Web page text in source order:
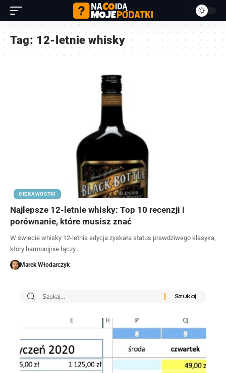
Tag: 12-letnie whisky
CIEKAWOSTKI
Najlepsze 12-letnie whisky: Top 10 recenzji i
porównanie, które musisz znać
W świecie whisky 12-letnia edycja zyskała status prawdziwego klasyka,
który harmonijnie łączy…
Marek Włodarczyk